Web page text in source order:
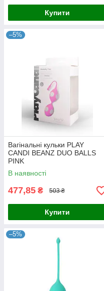
Купити
–5%
Вагінальні кульки PLAY
CANDI BEANZ DUO BALLS
PINK
В наявності
477,85 ₴ 503 ₴
Купити
–5%